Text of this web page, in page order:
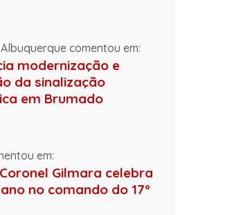
comentou em:
modernização e
da sinalização
em Brumado
em:
Gilmara celebra
no comando do 17º